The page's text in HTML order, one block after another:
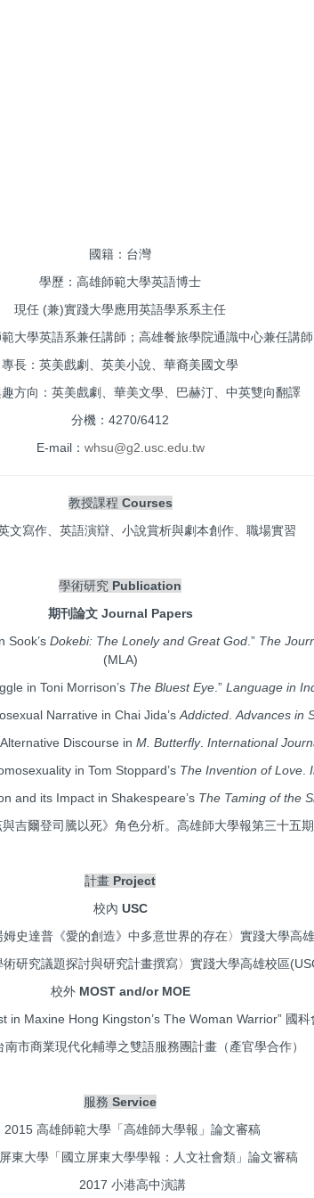
國籍：台灣
學歷：高雄師範大學英語博士
現任 (兼)實踐大學應用英語學系系主任
大學英語系兼任講師；高雄餐旅學院通識中心兼任講師
專長：英美戲劇、英美小說、華裔美國文學
方向：英美戲劇、華美文學、巴赫汀、中英雙向翻譯
分機：4270/6412
E-mail： whsu@g2.usc. edu.tw
教授課程 Courses
寫作、英語演辯、小說賞析與劇本創作、職場實習
學術研究 Publication
期刊論文 Journal Papers
Sook’s Dokebi: The Lonely and Great God .” The
(MLA)
in Toni Morrison’s The Bluest Eye.” Language in
Narrative in Chai Jida’s Addicted. Advances in
Discourse in M. Butterfly. International
in Tom Stoppard’s The Invention of Love
and its Impact in Shakespeare’s The Taming of the
爾登司騰以死》角色分析。高雄師大學報第三十五期
計畫 Project
校內 USC
達普《愛的創造》中多意世界的存在〉實踐大學高
究議題探討與研究計畫撰寫〉實踐大學高雄校區
校外 MOST and/or MOE
Maxine Hong Kingston’s The Woman Warrior” 國
商業現代化輔導之雙語服務團計畫（產官學合作）
服務 Service
高雄師範大學「高雄師大學報」論文審稿
大學「國立屏東大學學報：人文社會類」論文審稿
2017 小港高中演講